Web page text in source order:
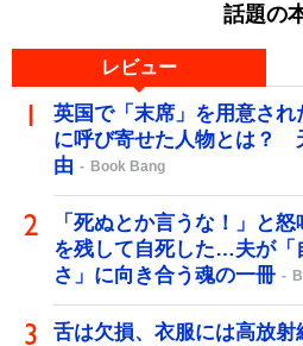
話題の
レビュー
英国で「末席」を用意され
に呼び寄せた人物とは？
由
Book Bang
「死ぬとか言うな！」と
を残して自死した…夫が「
さ」に向き合う魂の一冊
舌は欠損、衣服には高放